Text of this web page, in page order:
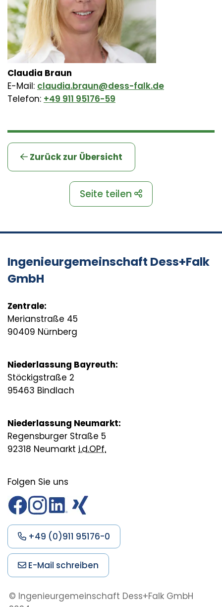
Claudia Braun
E-Mail: claudia.braun@dess-falk.de
Telefon: +49 911 95176-59
Zurück zur Übersicht
Seite teilen
Folgen Sie uns
Ingenieurgemeinschaft Dess+Falk
GmbH
Zentrale:
Merianstraße 45
90409 Nürnberg
Niederlassung Bayreuth:
Stöckigstraße 2
95463 Bindlach
Niederlassung Neumarkt:
Regensburger Straße 5
92318 Neumarkt i.d.OPf.
+49 (0)911 95176-0
E-Mail schreiben
© Ingenieurgemeinschaft Dess+Falk GmbH